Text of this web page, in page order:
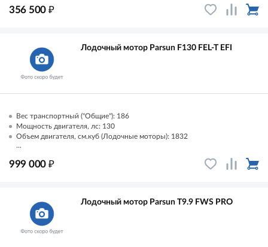
356 500 ₽
Лодочный мотор Parsun F130 FEL-T EFI
Вес транспортный ("Общие"): 186
Мощность двигателя, лс: 130
Объем двигателя, см.куб (Лодочные моторы): 1832
...
999 000 ₽
Лодочный мотор Parsun T9.9 FWS PRO